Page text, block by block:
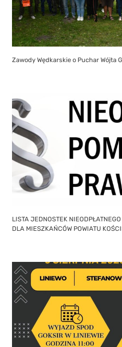
Zawody Wędkarskie o Puchar Wójta
LISTA JEDNOSTEK
DLA MIESZKAŃCÓW POWIATU